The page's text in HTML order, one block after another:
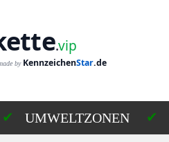
.vip
by KennzeichenStar.de
UMWELTZONEN